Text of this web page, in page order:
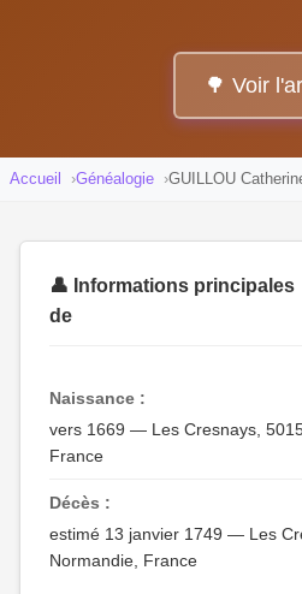
🌳 Voir
Accueil Généalogie GUILLOU
👤 Informations principales
de
Naissance :
vers 1669 — Les Cresnays,
France
Décès :
estimé 13 janvier 1749 — Les
Normandie, France